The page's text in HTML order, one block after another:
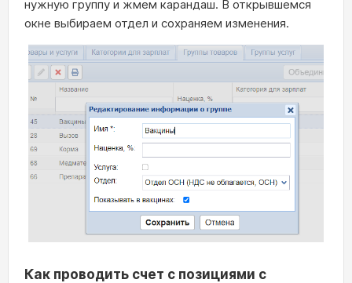
нужную группу и жмем карандаш. В открывшемся
окне выбираем отдел и сохраняем изменения.
Как проводить счет с позициями с